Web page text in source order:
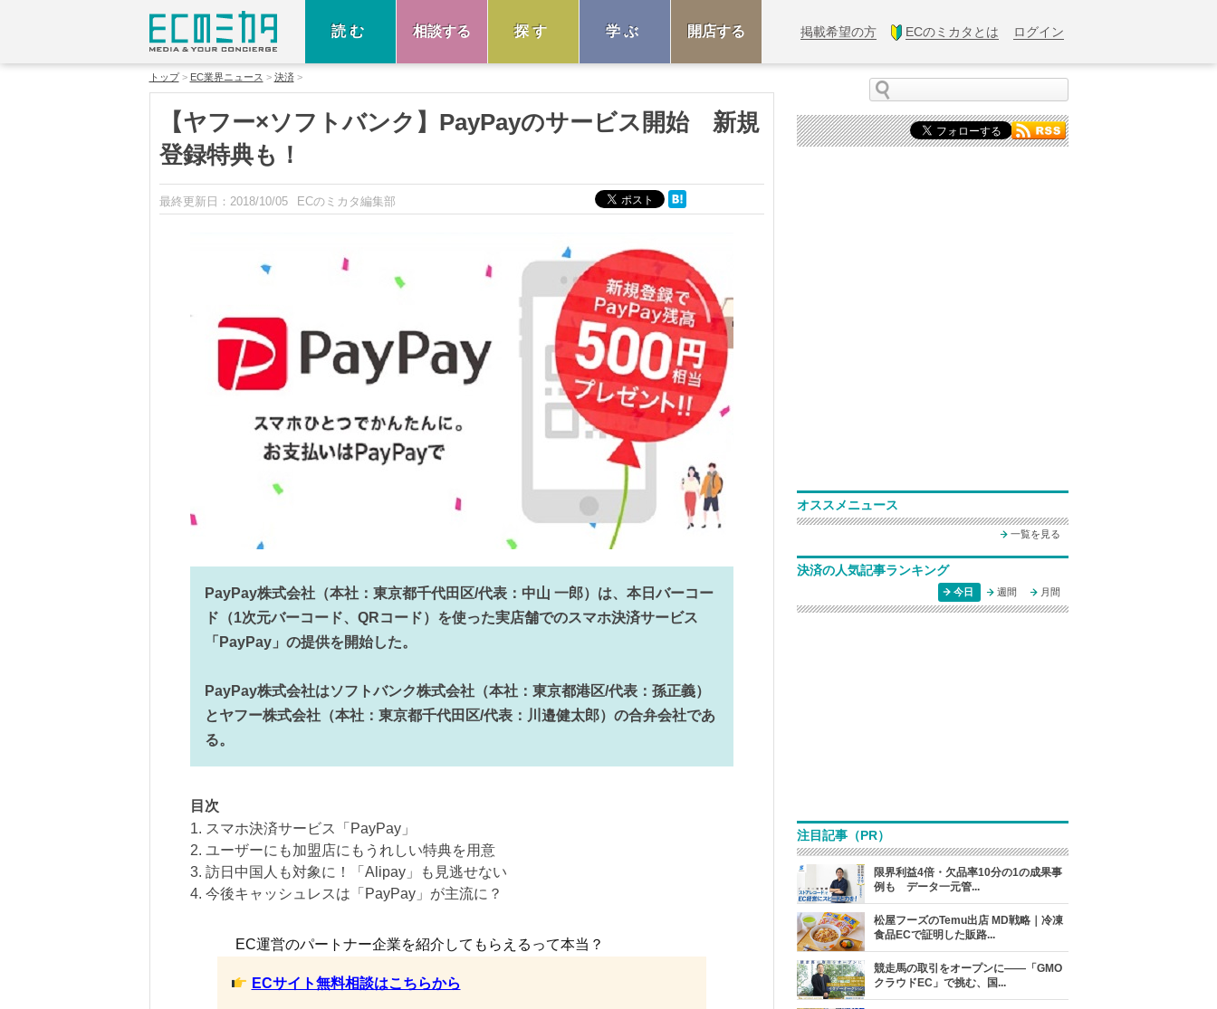
読む 相談する 探す 学ぶ 開店する 掲載希望の方 ECのミカタとは ログイン
トップ EC業界ニュース 決済
【ヤフー×ソフトバンク】PayPayのサービス開始 新規
登録特典も！
最終更新日： 2018/10/05 ECのミカタ編集部
PayPay株式会社（本社：東京都千代田区/代表：中山 一郎）は、本日バーコー
ド（1次元バーコード、QRコード）を使った実店舗でのスマホ決済サービス
「PayPay」の提供を開始した。
PayPay株式会社はソフトバンク株式会社（本社：東京都港区/代表：孫正義）
とヤフー株式会社（本社：東京都千代田区/代表：川邉健太郎）の合弁会社であ
る。
目次
1. スマホ決済サービス「PayPay」
2. ユーザーにも加盟店にもうれしい特典を用意
3. 訪日中国人も対象に！「Alipay」も見逃せない
4. 今後キャッシュレスは「PayPay」が主流に？
EC運営のパートナー企業を紹介してもらえるって本当？
ECサイト無料相談はこちらから
オススメニュース
一覧を見る
決済の人気記事ランキング
今日 週間 月間
注目記事（PR）
限界利益4倍・欠品率10分の1の成果事
例も データ一元管...
松屋フーズのTemu出店 MD戦略｜冷凍
食品ECで証明した販路...
競走馬の取引をオープンに――「GMO
クラウドEC」で挑む、国...